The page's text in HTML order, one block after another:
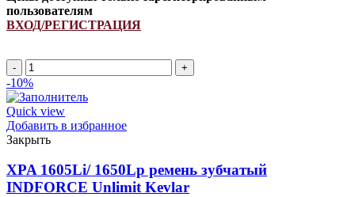
пользователям
ВХОД/РЕГИСТРАЦИЯ
Количество
товара
AVX13
1162Lp/
1180La
ремень
зубчатый
INDFORCE
Strongest
-10%
Quick view
Добавить в избранное
Закрыть
XPA 1605Li/ 1650Lp ремень зубчатый
INDFORCE Unlimit Kevlar